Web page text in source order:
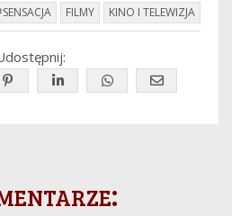
FILMY KINO I TELEWIZJA